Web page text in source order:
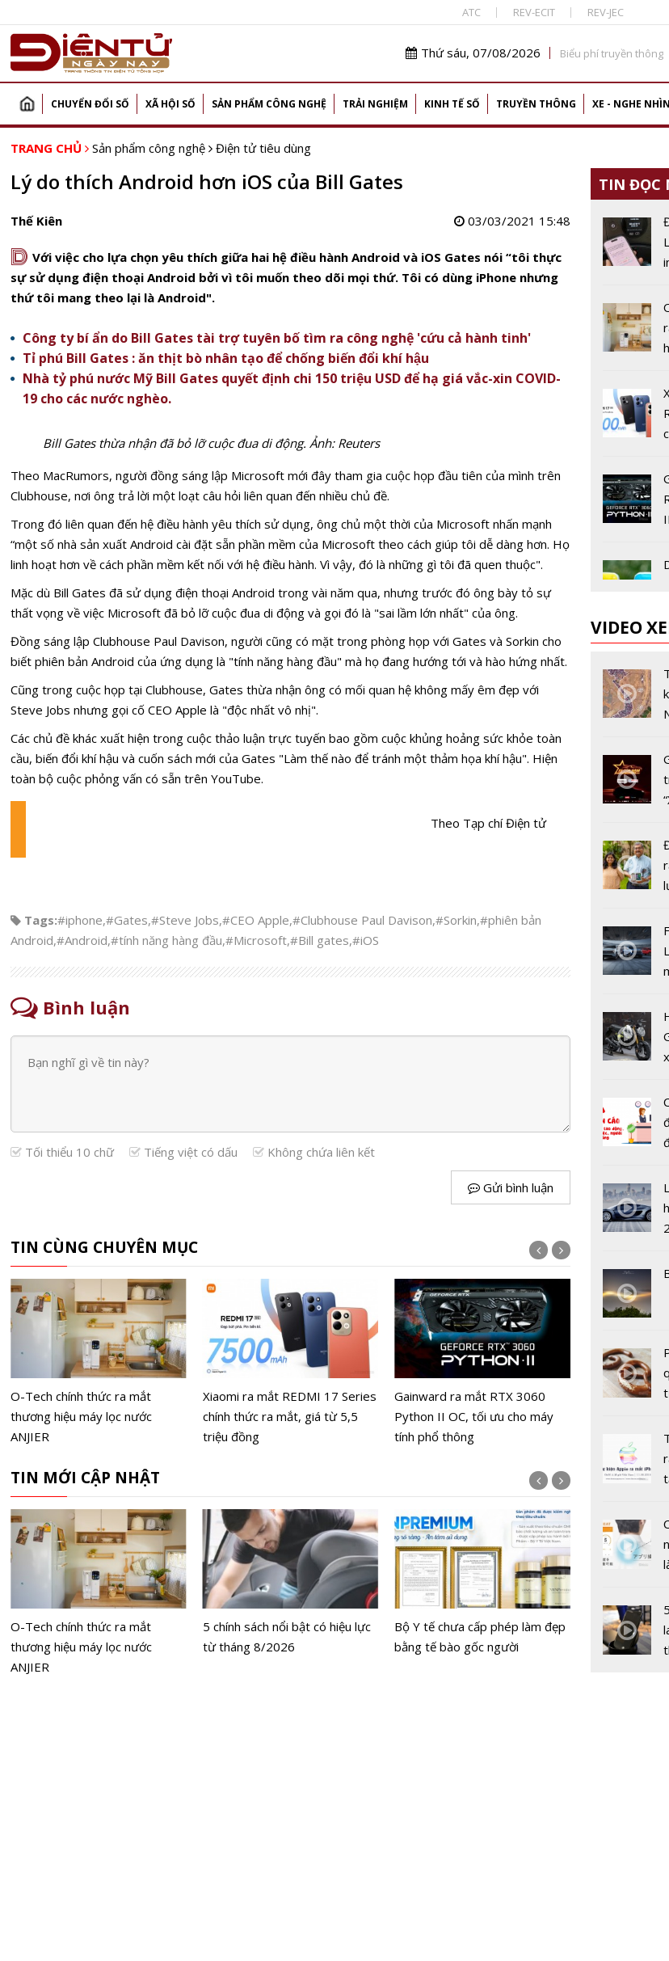
ATC REV-ECIT REV-JEC
Thứ sáu, 07/08/2026 Biểu phí truyền thông
CHUYỂN ĐỔI SỐ XÃ HỘI SỐ SẢN PHẨM CÔNG NGHỆ TRẢI NGHIỆM KINH TẾ SỐ TRUYỀN THÔNG XE - NGHE NHÌN
TRANG CHỦ Sản phẩm công nghệ Điện tử tiêu dùng
Lý do thích Android hơn iOS của Bill Gates
Thế Kiên 03/03/2021 15:48
D Với việc cho lựa chọn yêu thích giữa hai hệ điều hành Android và iOS Gates nói “tôi thực
sự sử dụng điện thoại Android bởi vì tôi muốn theo dõi mọi thứ. Tôi có dùng iPhone nhưng
thứ tôi mang theo lại là Android".
Công ty bí ẩn do Bill Gates tài trợ tuyên bố tìm ra công nghệ 'cứu cả hành tinh'
Tỉ phú Bill Gates : ăn thịt bò nhân tạo để chống biến đổi khí hậu
Nhà tỷ phú nước Mỹ Bill Gates quyết định chi 150 triệu USD để hạ giá vắc-xin COVID-
19 cho các nước nghèo.
Bill Gates thừa nhận đã bỏ lỡ cuộc đua di động. Ảnh: Reuters
Theo MacRumors, người đồng sáng lập Microsoft mới đây tham gia cuộc họp đầu tiên của mình trên
Clubhouse, nơi ông trả lời một loạt câu hỏi liên quan đến nhiều chủ đề.
Trong đó liên quan đến hệ điều hành yêu thích sử dụng, ông chủ một thời của Microsoft nhấn mạnh
“một số nhà sản xuất Android cài đặt sẵn phần mềm của Microsoft theo cách giúp tôi dễ dàng hơn. Họ
linh hoạt hơn về cách phần mềm kết nối với hệ điều hành. Vì vậy, đó là những gì tôi đã quen thuộc".
Mặc dù Bill Gates đã sử dụng điện thoại Android trong vài năm qua, nhưng trước đó ông bày tỏ sự
thất vọng về việc Microsoft đã bỏ lỡ cuộc đua di động và gọi đó là "sai lầm lớn nhất" của ông.
Đồng sáng lập Clubhouse Paul Davison, người cũng có mặt trong phòng họp với Gates và Sorkin cho
biết phiên bản Android của ứng dụng là "tính năng hàng đầu" mà họ đang hướng tới và hào hứng nhất.
Cũng trong cuộc họp tại Clubhouse, Gates thừa nhận ông có mối quan hệ không mấy êm đẹp với
Steve Jobs nhưng gọi cố CEO Apple là "độc nhất vô nhị".
Các chủ đề khác xuất hiện trong cuộc thảo luận trực tuyến bao gồm cuộc khủng hoảng sức khỏe toàn
cầu, biến đổi khí hậu và cuốn sách mới của Gates "Làm thế nào để tránh một thảm họa khí hậu". Hiện
toàn bộ cuộc phỏng vấn có sẵn trên YouTube.
Theo Tạp chí Điện tử
Tags:#iphone,#Gates,#Steve Jobs,#CEO Apple,#Clubhouse Paul Davison,#Sorkin,#phiên bản
Android,#Android,#tính năng hàng đầu,#Microsoft,#Bill gates,#iOS
Bình luận
Tối thiểu 10 chữ Tiếng việt có dấu Không chứa liên kết
Gửi bình luận
TIN CÙNG CHUYÊN MỤC
O-Tech chính thức ra mắt
thương hiệu máy lọc nước
ANJIER
Xiaomi ra mắt REDMI 17 Series
chính thức ra mắt, giá từ 5,5
triệu đồng
Gainward ra mắt RTX 3060
Python II OC, tối ưu cho máy
tính phổ thông
mắt
TIN MỚI CẬP NHẬT
O-Tech chính thức ra mắt
thương hiệu máy lọc nước
ANJIER
5 chính sách nổi bật có hiệu lực
từ tháng 8/2026
Bộ Y tế chưa cấp phép làm đẹp
bằng tế bào gốc người
chính thức ra
triệu đồng
TIN ĐỌC
VIDEO